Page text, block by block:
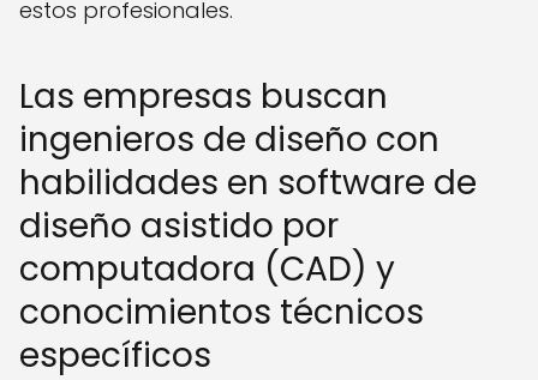
estos profesionales.
Las empresas buscan
ingenieros de diseño con
habilidades en software de
diseño asistido por
computadora (CAD) y
conocimientos técnicos
específicos